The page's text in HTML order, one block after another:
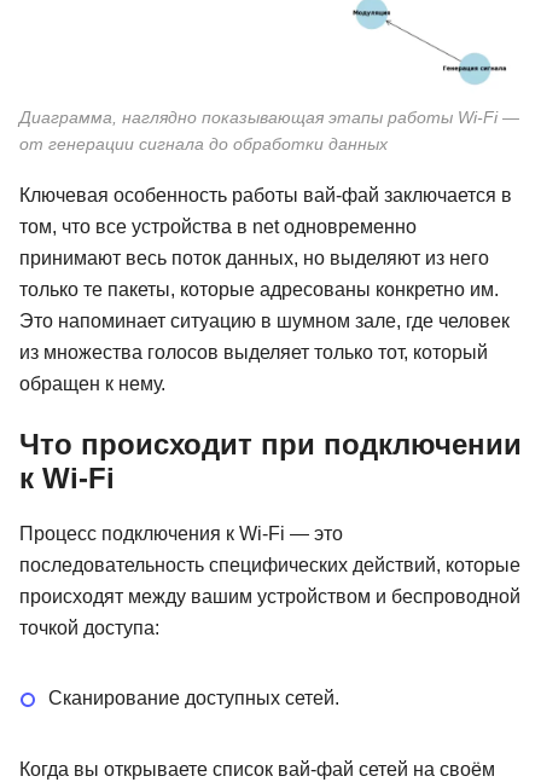
Диаграмма, наглядно показывающая этапы работы Wi-Fi —
от генерации сигнала до обработки данных
Ключевая особенность работы вай-фай заключается в
том, что все устройства в net одновременно
принимают весь поток данных, но выделяют из него
только те пакеты, которые адресованы конкретно им.
Это напоминает ситуацию в шумном зале, где человек
из множества голосов выделяет только тот, который
обращен к нему.
Что происходит при подключении
к Wi-Fi
Процесс подключения к Wi-Fi — это
последовательность специфических действий, которые
происходят между вашим устройством и беспроводной
точкой доступа:
Сканирование доступных сетей.
Когда вы открываете список вай-фай сетей на своём